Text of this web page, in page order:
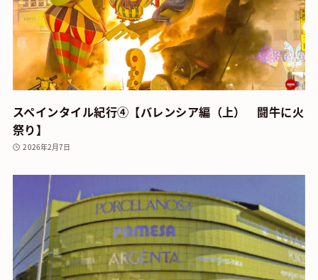
スペインタイル紀行④【バレンシア編（上） 闘牛に火
祭り】
2026年2月7日